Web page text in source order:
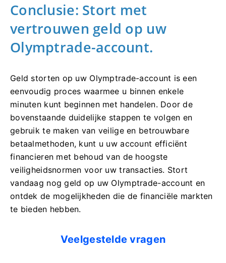
Conclusie: Stort met
vertrouwen geld op uw
Olymptrade-account.
Geld storten op uw Olymptrade-account is een
eenvoudig proces waarmee u binnen enkele
minuten kunt beginnen met handelen. Door de
bovenstaande duidelijke stappen te volgen en
gebruik te maken van veilige en betrouwbare
betaalmethoden, kunt u uw account efficiënt
financieren met behoud van de hoogste
veiligheidsnormen voor uw transacties. Stort
vandaag nog geld op uw Olymptrade-account en
ontdek de mogelijkheden die de financiële markten
te bieden hebben.
Veelgestelde vragen